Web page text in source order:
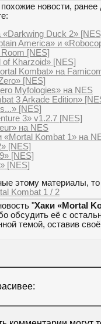
новости,
Duck 2»
America» и
[NES]
of Kharzoid» [NES]
Kombat» на
[NES]
Myfologies» на NES
3 Arkade Edition»
[NES]
3» v1.2.7 [NES]
на NES
«Mortal Kombat 1» на
[NES]
[NES]
[NES]
этому материалы, то
Kombat 1 / 2
"Хаки «Mortal
обсудить её с
темой, оставив